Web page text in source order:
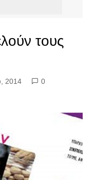
τους
2014
0